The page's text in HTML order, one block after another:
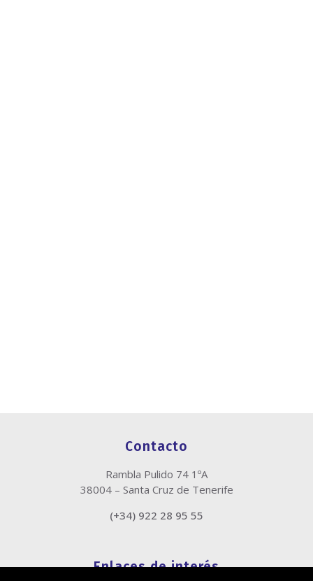
Contacto
Rambla Pulido 74 1ºA
38004 – Santa Cruz de Tenerife
(+34) 922 28 95 55
Enlaces de interés